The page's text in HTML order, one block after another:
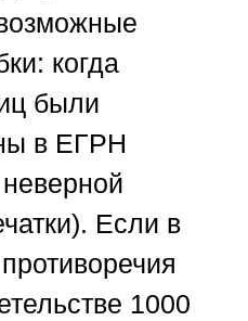
когда
были
в ЕГРН
Если в
1000